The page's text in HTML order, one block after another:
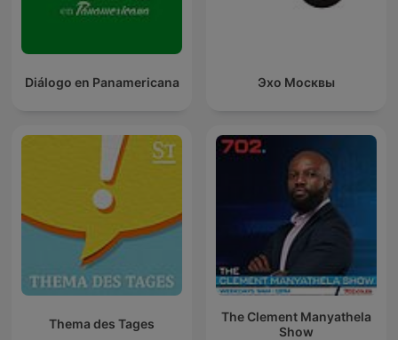
Diálogo en Panamericana Эхо Москвы
Thema des Tages
The Clement Manyathela
Show